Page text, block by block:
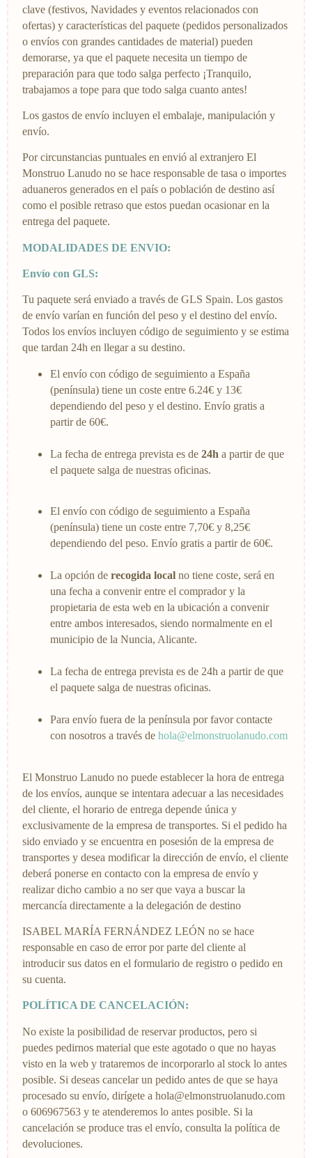
clave (festivos, Navidades y eventos relacionados con
ofertas) y características del paquete (pedidos personalizados
o envíos con grandes cantidades de material) pueden
demorarse, ya que el paquete necesita un tiempo de
preparación para que todo salga perfecto ¡Tranquilo,
trabajamos a tope para que todo salga cuanto antes!
Los gastos de envío incluyen el embalaje, manipulación y
envío.
Por circunstancias puntuales en envió al extranjero El
Monstruo Lanudo no se hace responsable de tasa o importes
aduaneros generados en el país o población de destino así
como el posible retraso que estos puedan ocasionar en la
entrega del paquete.
MODALIDADES DE ENVIO:
Envío con GLS:
Tu paquete será enviado a través de GLS Spain. Los gastos
de envío varían en función del peso y el destino del envío.
Todos los envíos incluyen código de seguimiento y se estima
que tardan 24h en llegar a su destino.
El envío con código de seguimiento a España
(península) tiene un coste entre 6.24€ y 13€
dependiendo del peso y el destino. Envío gratis a
partir de 60€.
La fecha de entrega prevista es de 24h a partir de que
el paquete salga de nuestras oficinas.
El envío con código de seguimiento a España
(península) tiene un coste entre 7,70€ y 8,25€
dependiendo del peso. Envío gratis a partir de 60€.
La opción de recogida local no tiene coste, será en
una fecha a convenir entre el comprador y la
propietaria de esta web en la ubicación a convenir
entre ambos interesados, siendo normalmente en el
municipio de la Nuncia, Alicante.
La fecha de entrega prevista es de 24h a partir de que
el paquete salga de nuestras oficinas.
Para envío fuera de la península por favor contacte
con nosotros a través de hola@elmonstruolanudo.com
El Monstruo Lanudo no puede establecer la hora de entrega
de los envíos, aunque se intentara adecuar a las necesidades
del cliente, el horario de entrega depende única y
exclusivamente de la empresa de transportes. Si el pedido ha
sido enviado y se encuentra en posesión de la empresa de
transportes y desea modificar la dirección de envío, el cliente
deberá ponerse en contacto con la empresa de envío y
realizar dicho cambio a no ser que vaya a buscar la
mercancía directamente a la delegación de destino
ISABEL MARÍA FERNÁNDEZ LEÓN no se hace
responsable en caso de error por parte del cliente al
introducir sus datos en el formulario de registro o pedido en
su cuenta.
POLÍTICA DE CANCELACIÓN:
No existe la posibilidad de reservar productos, pero si
puedes pedirnos material que este agotado o que no hayas
visto en la web y trataremos de incorporarlo al stock lo antes
posible. Si deseas cancelar un pedido antes de que se haya
procesado su envío, dirígete a hola@elmonstruolanudo.com
o 606967563 y te atenderemos lo antes posible. Si la
cancelación se produce tras el envío, consulta la política de
devoluciones.